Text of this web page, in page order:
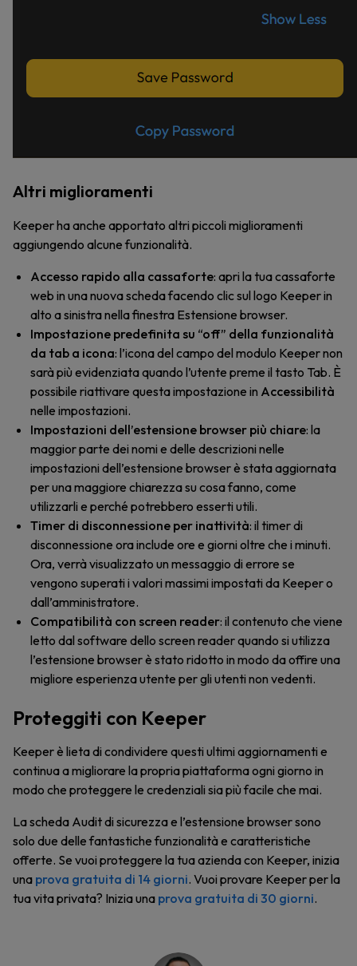
Altri miglioramenti
Keeper ha anche apportato altri piccoli miglioramenti
aggiungendo alcune funzionalità.
Accesso rapido alla cassaforte: apri la tua cassaforte
web in una nuova scheda facendo clic sul logo Keeper in
alto a sinistra nella finestra Estensione browser.
Impostazione predefinita su “off” della funzionalità
da tab a icona: l’icona del campo del modulo Keeper non
sarà più evidenziata quando l’utente preme il tasto Tab. È
possibile riattivare questa impostazione in Accessibilità
nelle impostazioni.
Impostazioni dell’estensione browser più chiare: la
maggior parte dei nomi e delle descrizioni nelle
impostazioni dell’estensione browser è stata aggiornata
per una maggiore chiarezza su cosa fanno, come
utilizzarli e perché potrebbero esserti utili.
Timer di disconnessione per inattività: il timer di
disconnessione ora include ore e giorni oltre che i minuti.
Ora, verrà visualizzato un messaggio di errore se
vengono superati i valori massimi impostati da Keeper o
dall’amministratore.
Compatibilità con screen reader: il contenuto che viene
letto dal software dello screen reader quando si utilizza
l’estensione browser è stato ridotto in modo da offire una
migliore esperienza utente per gli utenti non vedenti.
Proteggiti con Keeper
Keeper è lieta di condividere questi ultimi aggiornamenti e
continua a migliorare la propria piattaforma ogni giorno in
modo che proteggere le credenziali sia più facile che mai.
La scheda Audit di sicurezza e l’estensione browser sono
solo due delle fantastiche funzionalità e caratteristiche
offerte. Se vuoi proteggere la tua azienda con Keeper, inizia
una prova gratuita di 14 giorni. Vuoi provare Keeper per la
tua vita privata? Inizia una prova gratuita di 30 giorni.